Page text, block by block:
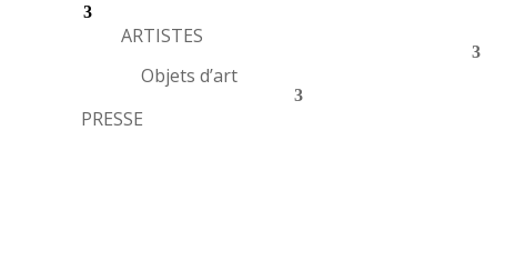
ARTISTES
Objets d’art
PRESSE